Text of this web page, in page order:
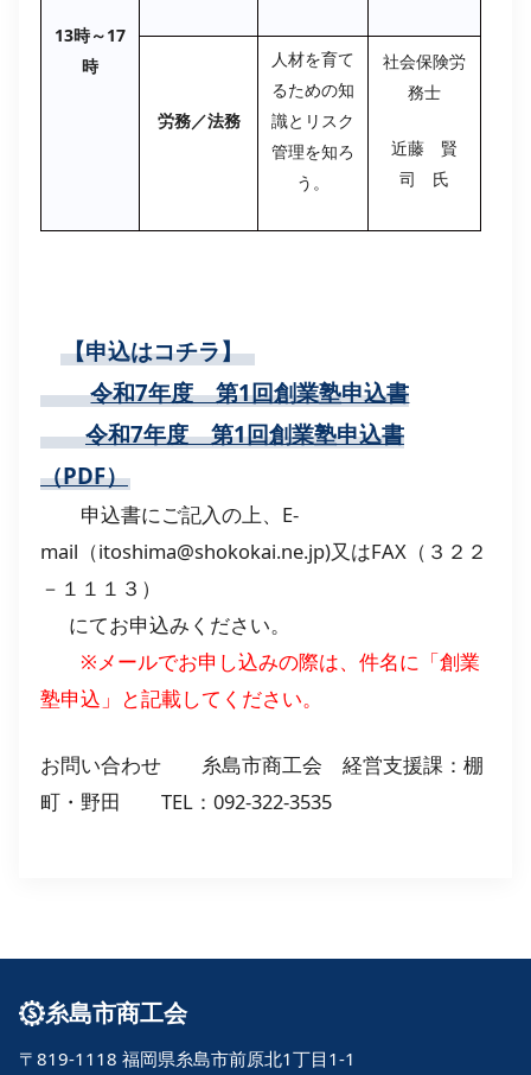
13時～17
時
労務／法務
人材を育て
るための知
識とリスク
管理を知ろ
う。
社会保険労
務士
近藤 賢
司 氏
【申込はコチラ】
令和7年度 第1回創業塾申込書
令和7年度 第1回創業塾申込書
（PDF）
申込書にご記入の上、E-
mail（itoshima@shokokai.ne.jp)又はFAX（３２２
－１１１３）
にてお申込みください。
※メールでお申し込みの際は、件名に「創業
塾申込」と記載してください。
お問い合わせ 糸島市商工会 経営支援課：棚
町・野田 TEL：092-322-3535
糸島市商工会
〒819-1118 福岡県糸島市前原北1丁目1-1